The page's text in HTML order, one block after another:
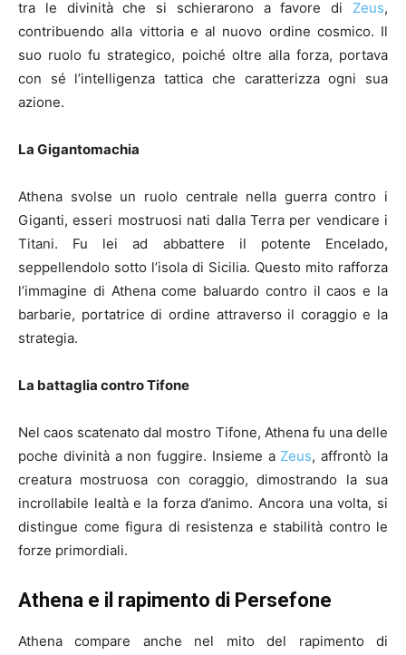
tra le divinità che si schierarono a favore di Zeus,
contribuendo alla vittoria e al nuovo ordine cosmico. Il
suo ruolo fu strategico, poiché oltre alla forza, portava
con sé l’intelligenza tattica che caratterizza ogni sua
azione.
La Gigantomachia
Athena svolse un ruolo centrale nella guerra contro i
Giganti, esseri mostruosi nati dalla Terra per vendicare i
Titani. Fu lei ad abbattere il potente Encelado,
seppellendolo sotto l’isola di Sicilia. Questo mito rafforza
l’immagine di Athena come baluardo contro il caos e la
barbarie, portatrice di ordine attraverso il coraggio e la
strategia.
La battaglia contro Tifone
Nel caos scatenato dal mostro Tifone, Athena fu una delle
poche divinità a non fuggire. Insieme a Zeus, affrontò la
creatura mostruosa con coraggio, dimostrando la sua
incrollabile lealtà e la forza d’animo. Ancora una volta, si
distingue come figura di resistenza e stabilità contro le
forze primordiali.
Athena e il rapimento di Persefone
Athena compare anche nel mito del rapimento di